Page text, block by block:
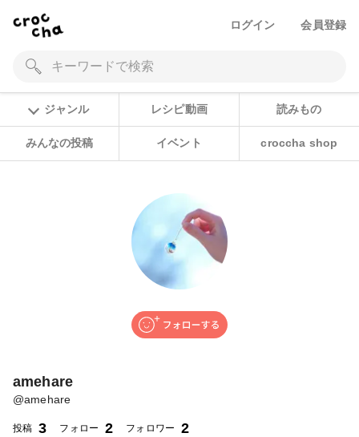
ログイン 会員登録
ジャンル レシピ動画 読みもの
みんなの投稿 イベント croccha shop
amehare
@amehare
投稿 3 フォロー 2 フォロワー 2